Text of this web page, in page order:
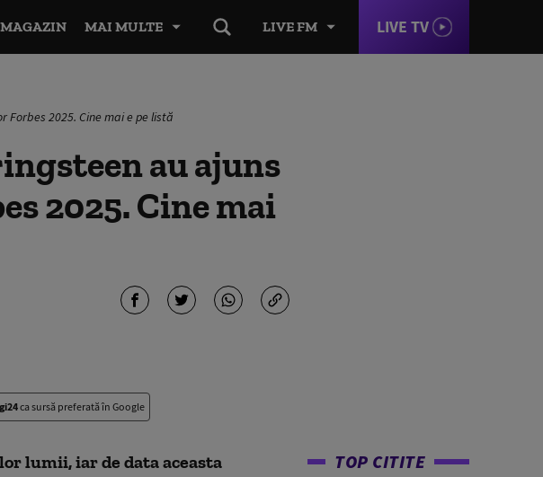
LIVE FM LIVE TV
MAGAZIN MAI MULTE
Forbes 2025. Cine mai e pe listă
au ajuns
2025. Cine mai
ca sursă preferată în Google
lumii, iar de data aceasta
TOP CITITE